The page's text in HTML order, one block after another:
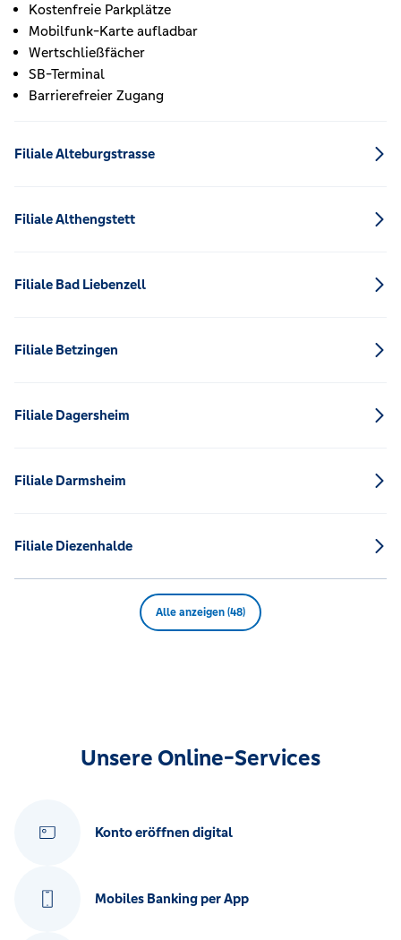
Kostenfreie Parkplätze
Mobilfunk-Karte aufladbar
Wertschließfächer
SB-Terminal
Barrierefreier Zugang
Filiale Alteburgstrasse
Filiale Althengstett
Filiale Bad Liebenzell
Filiale Betzingen
Filiale Dagersheim
Filiale Darmsheim
Filiale Diezenhalde
Alle anzeigen (48)
Unsere Online-Services
Konto eröffnen digital
Mobiles Banking per App